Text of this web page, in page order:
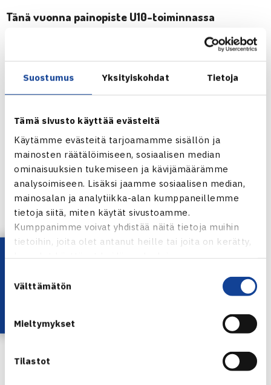
Suostumus Yksityiskohdat Tietoja
Tämä sivusto käyttää evästeitä
Käytämme evästeitä tarjoamamme sisällön ja
mainosten räätälöimiseen, sosiaalisen median
ominaisuuksien tukemiseen ja kävijämäärämme
analysoimiseen. Lisäksi jaamme sosiaalisen median,
mainosalan ja analytiikka-alan kumppaneillemme
tietoja siitä, miten käytät sivustoamme.
Kumppanimme voivat yhdistää näitä tietoja muihin
tietoihin, joita olet antanut heille tai joita on kerätty,
kun olet käyttänyt heidän palvelujaan.
valinta
Välttämätön
Mieltymykset
Tilastot
Tänä vuonna painopiste U10-toiminnassa
Vuodelle 2017 Tennisliitto kasvattaa taloudellista
toimijaksi tulee Pajulahdessa ja Lahden
Verkkopalloseurassa toimiva
raportoi työstään Tennisliiton toimitusjohtajalle.
Tennisliitto tavoittelee lisäpanostuksellaan valmentajien
osaamisen kasvattamista, auktorisointirekisterin
laajentamista, valmentajayhteisön aktivoimista sekä
koulutusten tuomista lähemmäksi valmentajien paikallista
arkea.
Suutarinen tulee vierailemaan ahkerasti seuroissa. U10-
koulutusten sisällöissä.
– On hienoa päästä mukaan kehittämään Tennisliiton
työtä, jota on erinomaista jatkaa. Uskon vahvasti yhdessä
tekemiseen ja ihmisten kohtaamiseen, joten tulette
Lataa OmaTennis!